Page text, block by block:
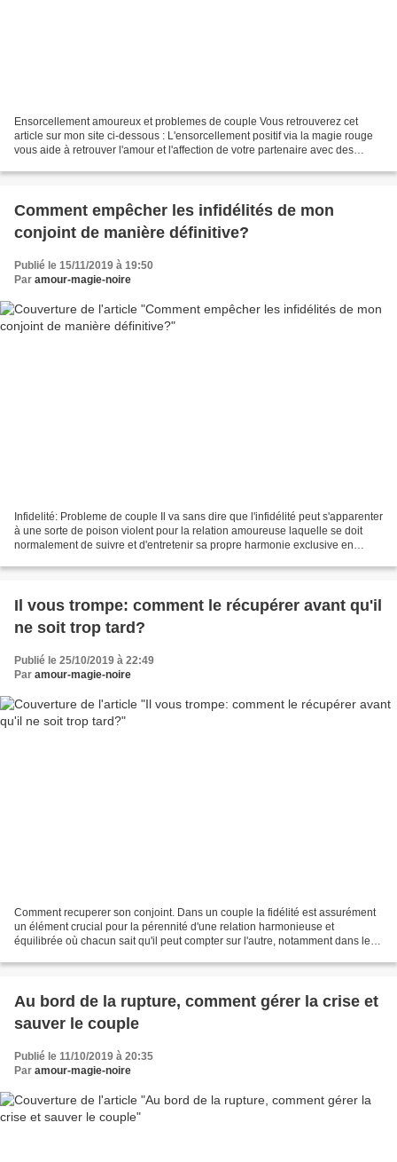
Ensorcellement amoureux et problemes de couple Vous retrouverez cet
article sur mon site ci-dessous : L'ensorcellement positif via la magie rouge
vous aide à retrouver l'amour et l'affection de votre partenaire avec des
Comment empêcher les infidélités de mon
conjoint de manière définitive?
Publié le 15/11/2019 à 19:50
Par amour-magie-noire
Infidelité: Probleme de couple Il va sans dire que l'infidélité peut s'apparenter
à une sorte de poison violent pour la relation amoureuse laquelle se doit
normalement de suivre et d'entretenir sa propre harmonie exclusive en
Il vous trompe: comment le récupérer avant qu'il
ne soit trop tard?
Publié le 25/10/2019 à 22:49
Par amour-magie-noire
Comment recuperer son conjoint. Dans un couple la fidélité est assurément
un élément crucial pour la pérennité d'une relation harmonieuse et
équilibrée où chacun sait qu'il peut compter sur l'autre, notamment dans le
Au bord de la rupture, comment gérer la crise et
sauver le couple
Publié le 11/10/2019 à 20:35
Par amour-magie-noire